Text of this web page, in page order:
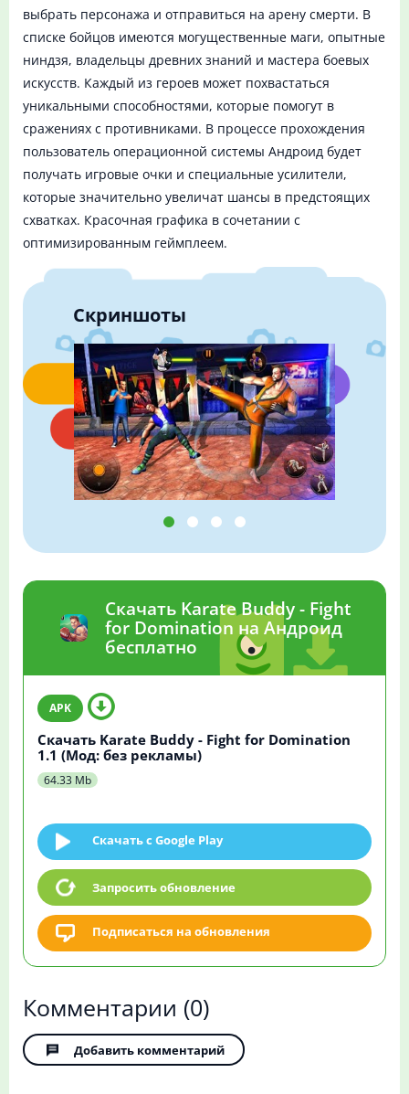
выбрать персонажа и отправиться на арену смерти. В
списке бойцов имеются могущественные маги, опытные
ниндзя, владельцы древних знаний и мастера боевых
искусств. Каждый из героев может похвастаться
уникальными способностями, которые помогут в
сражениях с противниками. В процессе прохождения
пользователь операционной системы Андроид будет
получать игровые очки и специальные усилители,
которые значительно увеличат шансы в предстоящих
схватках. Красочная графика в сочетании с
оптимизированным геймплеем.
Скриншоты
Скачать Karate Buddy - Fight
for Domination на Андроид
бесплатно
Скачать Karate Buddy - Fight for Domination
1.1 (Мод: без рекламы)
64.33 Mb
Скачать c Google Play
Запросить обновление
Подписаться на обновления
Комментарии (0)
Добавить комментарий